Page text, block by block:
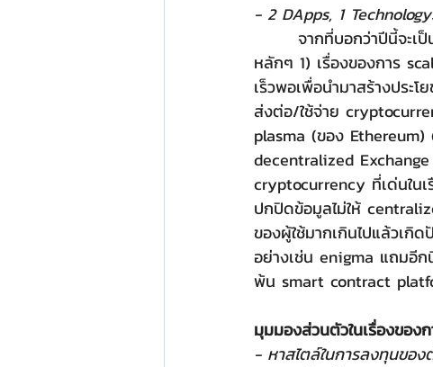
- 2 DApps, 1
หลักๆ 1) เรื่องของการ
เร็วพอเพื่อนำมาสร้างประ
ส่งต่อ/ใช้จ่าย
plasma (ของ
decentralized Exchange
cryptocurrency ที่เด่นใน
ปกปิดข้อมูลไม่ให้
ของผู้ใช้มากเกินไปแล้วเกิ
อย่างเช่น enigma แถมอี
พ้น smart contract
มุมมองส่วนตัวในเรื่องของ
- หาสไตล์ในการลงทุนของ